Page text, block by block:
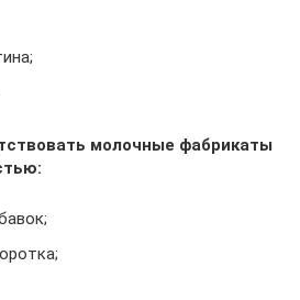
молочные фабрикаты